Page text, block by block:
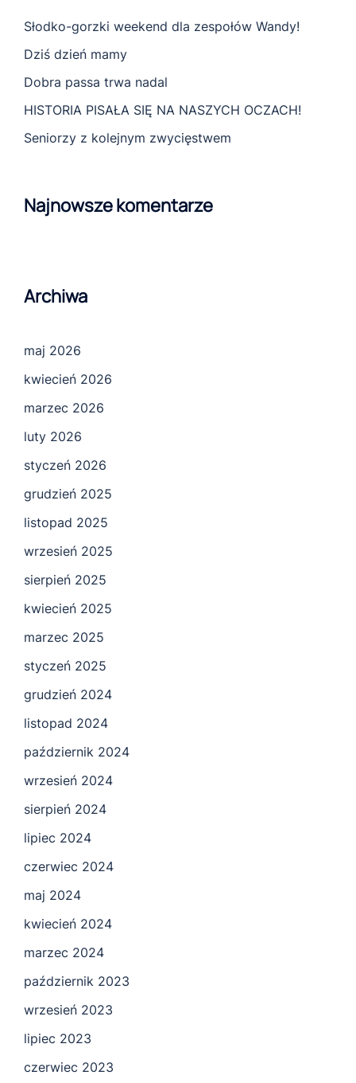
Słodko-gorzki weekend dla zespołów Wandy!
Dziś dzień mamy
Dobra passa trwa nadal
HISTORIA PISAŁA SIĘ NA NASZYCH OCZACH!
Seniorzy z kolejnym zwycięstwem
Najnowsze komentarze
Archiwa
maj 2026
kwiecień 2026
marzec 2026
luty 2026
styczeń 2026
grudzień 2025
listopad 2025
wrzesień 2025
sierpień 2025
kwiecień 2025
marzec 2025
styczeń 2025
grudzień 2024
listopad 2024
październik 2024
wrzesień 2024
sierpień 2024
lipiec 2024
czerwiec 2024
maj 2024
kwiecień 2024
marzec 2024
październik 2023
wrzesień 2023
lipiec 2023
czerwiec 2023